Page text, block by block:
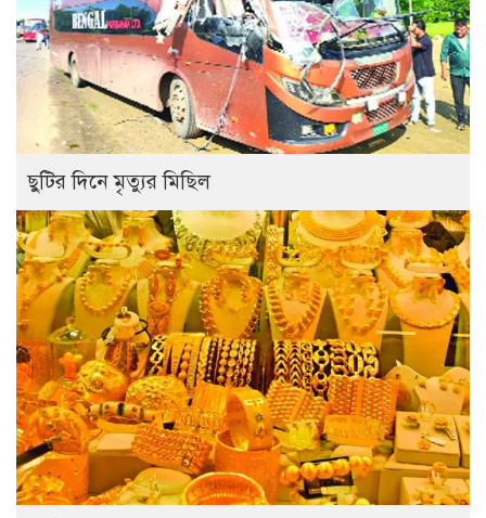
ছুটির দিনে মৃত্যুর মিছিল